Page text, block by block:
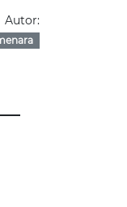
Autor: